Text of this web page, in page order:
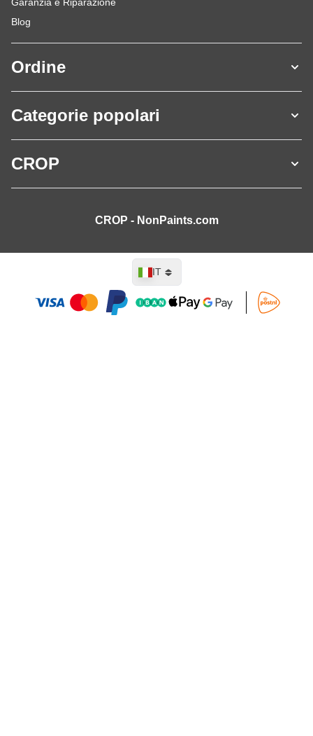
Blog
Ordine
Categorie popolari
CROP
CROP - NonPaints.com
Lingua
IT